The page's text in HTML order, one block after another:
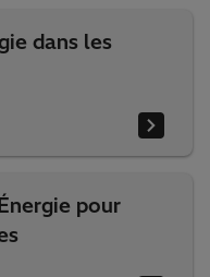
dans les
pour